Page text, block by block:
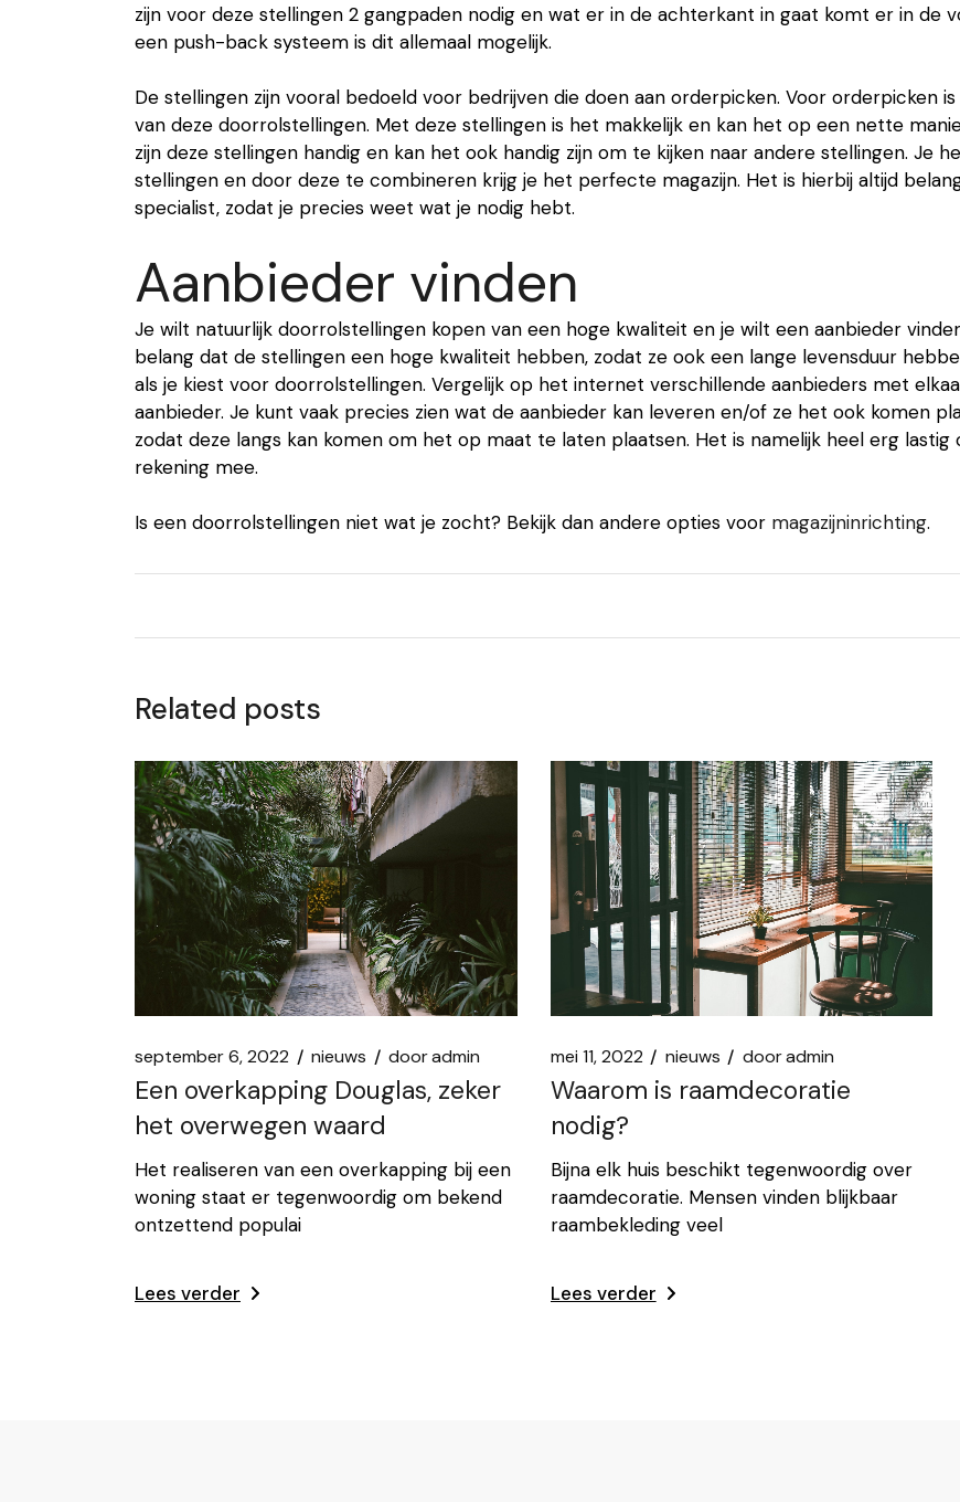
zijn voor deze stellingen 2 gangpaden nodig en wat er in de achterkant in gaat komt er in de
een push-back systeem is dit allemaal mogelijk.
De stellingen zijn vooral bedoeld voor bedrijven die doen aan orderpicken. Voor orderpicken
van deze doorrolstellingen. Met deze stellingen is het makkelijk en kan het op een nette
zijn deze stellingen handig en kan het ook handig zijn om te kijken naar andere stellingen. Je
stellingen en door deze te combineren krijg je het perfecte magazijn. Het is hierbij altijd
specialist, zodat je precies weet wat je nodig hebt.
Aanbieder vinden
Je wilt natuurlijk doorrolstellingen kopen van een hoge kwaliteit en je wilt een aanbieder
belang dat de stellingen een hoge kwaliteit hebben, zodat ze ook een lange levensduur
als je kiest voor doorrolstellingen. Vergelijk op het internet verschillende aanbieders met
aanbieder. Je kunt vaak precies zien wat de aanbieder kan leveren en/of ze het ook komen
zodat deze langs kan komen om het op maat te laten plaatsen. Het is namelijk heel erg
rekening mee.
Is een doorrolstellingen niet wat je zocht? Bekijk dan andere opties voor magazijninrichting.
Related posts
september 6, 2022 nieuws dooradmin
Een overkapping Douglas, zeker
het overwegen waard
Het realiseren van een overkapping bij een
woning staat er tegenwoordig om bekend
ontzettend populai
Lees verder
mei 11, 2022 nieuws dooradmin
Waarom is raamdecoratie
nodig?
Bijna elk huis beschikt tegenwoordig over
raamdecoratie. Mensen vinden blijkbaar
raambekleding veel
Lees verder